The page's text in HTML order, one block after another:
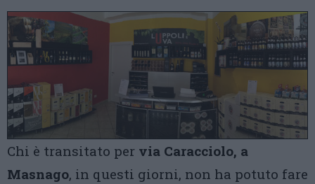
Chi è transitato per via Caracciolo, a
Masnago, in questi giorni, non ha potuto fare